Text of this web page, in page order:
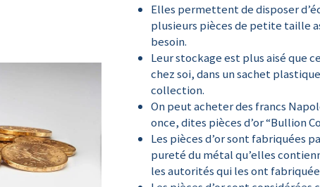
Elles permettent de disposer
plusieurs pièces de petite taille
besoin.
Leur stockage est plus aisé que
chez soi, dans un sachet
collection.
On peut acheter des francs
once, dites pièces d’or “Bullion
Les pièces d’or sont fabriquées
pureté du métal qu’elles
les autorités qui les ont